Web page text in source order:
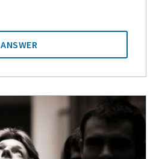
ANSWER